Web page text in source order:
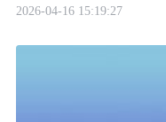
2026-04-16 15:19:27